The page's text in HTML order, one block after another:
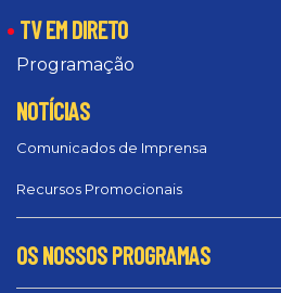
TV EM DIRETO
Programação
NOTÍCIAS
Comunicados de Imprensa
Recursos Promocionais
OS NOSSOS PROGRAMAS